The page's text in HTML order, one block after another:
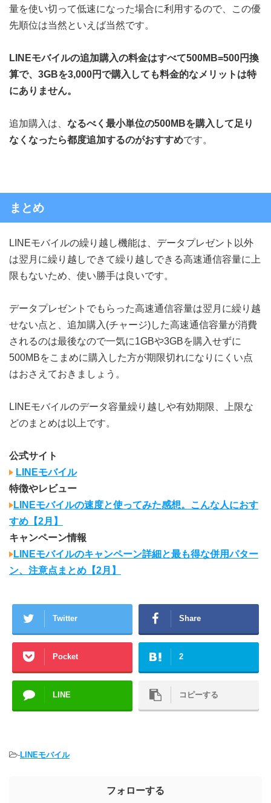
量を使い切って低速になった場合に利用するので、この優
先順位は当然といえば当然です。
LINEモバイルの追加購入の料金はすべて500MB=500円換
算で、3GBを3,000円で購入しても料金的なメリットは特
にありません。
追加購入は、 なるべく最小単位の500MBを購入して足り
なくなったら都度追加するのがおすすめです。
まとめ
LINEモバイルの繰り越し機能は、データプレゼント以外
は翌月に繰り越しできて繰り越しできる高速通信容量に上
限もないため、使い勝手は良いです。
データプレゼントでもらった高速通信容量は翌月に繰り越
せない点と、追加購入(チャージ)した高速通信容量が消費
されるのは最後なので一気に1GBや3GBを購入せずに
500MBをこまめに購入した方が期限切れになりにくい点
はおさえておきましょう。
LINEモバイルのデータ容量繰り越しや有効期限、上限な
どのまとめは以上です。
公式サイト
LINEモバイル
特徴やレビュー
LINEモバイルの速度と使ってみた感想。こんな人におす
すめ【2月】
キャンペーン情報
LINEモバイルのキャンペーン詳細と最も得な併用パター
ン、注意点まとめ【2月】
Twitter Share
Pocket 2
LINE コピーする
-LINEモバイル
フォローする